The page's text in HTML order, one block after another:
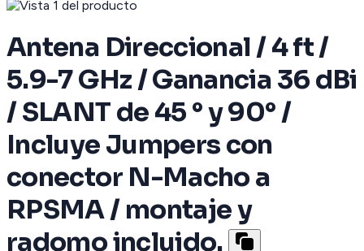
Antena Direccional / 4 ft /
5.9-7 GHz / Ganancia 36 dBi
/ SLANT de 45 ° y 90° /
Incluye Jumpers con
conector N-Macho a
RPSMA / montaje y
radomo incluido.